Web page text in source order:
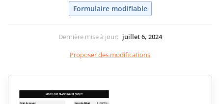
Formulaire modifiable
Dernière mise à jour: juillet 6, 2024
Proposer des modifications